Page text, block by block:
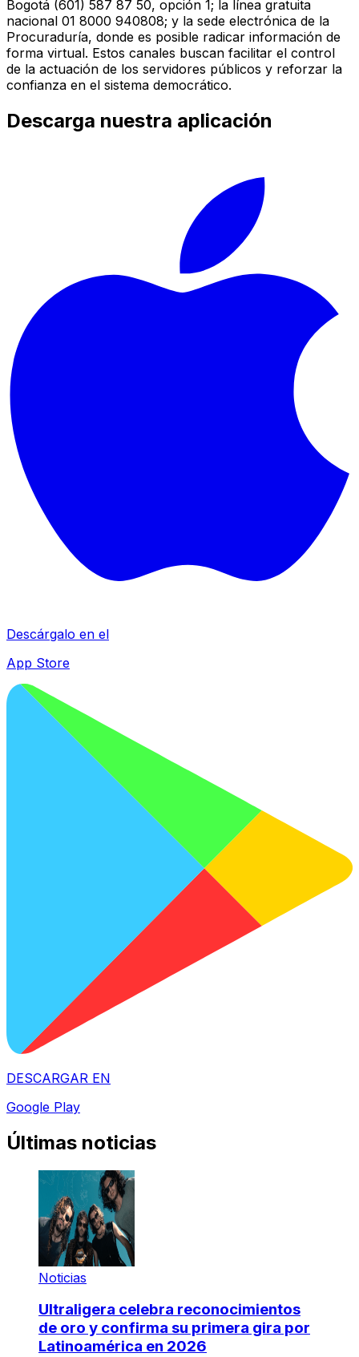
Bogotá (601) 587 87 50, opción 1; la línea gratuita
nacional 01 8000 940808; y la sede electrónica de la
Procuraduría, donde es posible radicar información de
forma virtual. Estos canales buscan facilitar el control
de la actuación de los servidores públicos y reforzar la
confianza en el sistema democrático.
Descarga nuestra aplicación
Descárgalo en el
App Store
DESCARGAR EN
Google Play
Últimas noticias
Noticias
Ultraligera celebra reconocimientos
de oro y confirma su primera gira por
Latinoamérica en 2026